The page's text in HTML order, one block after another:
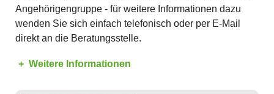
Angehörigengruppe - für weitere Informationen dazu
wenden Sie sich einfach telefonisch oder per E-Mail
direkt an die Beratungsstelle.
Weitere Informationen